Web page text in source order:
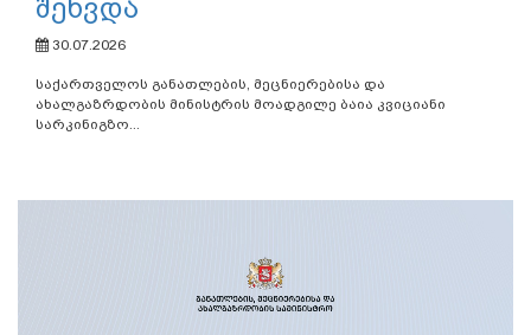
შეხვდა
30.07.2026
საქართველოს განათლების, მეცნიერებისა და
ახალგაზრდობის მინისტრის მოადგილე ბაია კვიციანი
სარკინიგზო...